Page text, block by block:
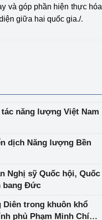
và góp phần hiện thực hóa
giữa hai quốc gia./.
năng lượng Việt Nam
dịch Năng lượng Bền
Nghị sỹ Quốc hội, Quốc
bang Đức
Diên trong khuôn khổ
phủ Phạm Minh Chính